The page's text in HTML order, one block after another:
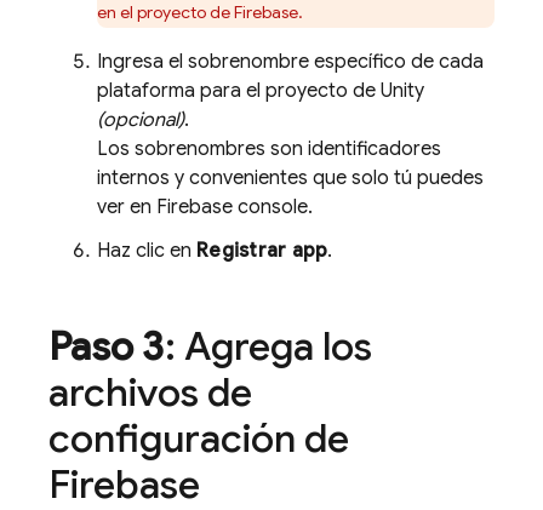
en el proyecto de Firebase.
Ingresa el sobrenombre específico de cada
plataforma para el proyecto de Unity
(opcional).
Los sobrenombres son identificadores
internos y convenientes que solo tú puedes
ver en Firebase console.
Haz clic en Registrar app.
Paso 3: Agrega los
archivos de
configuración de
Firebase